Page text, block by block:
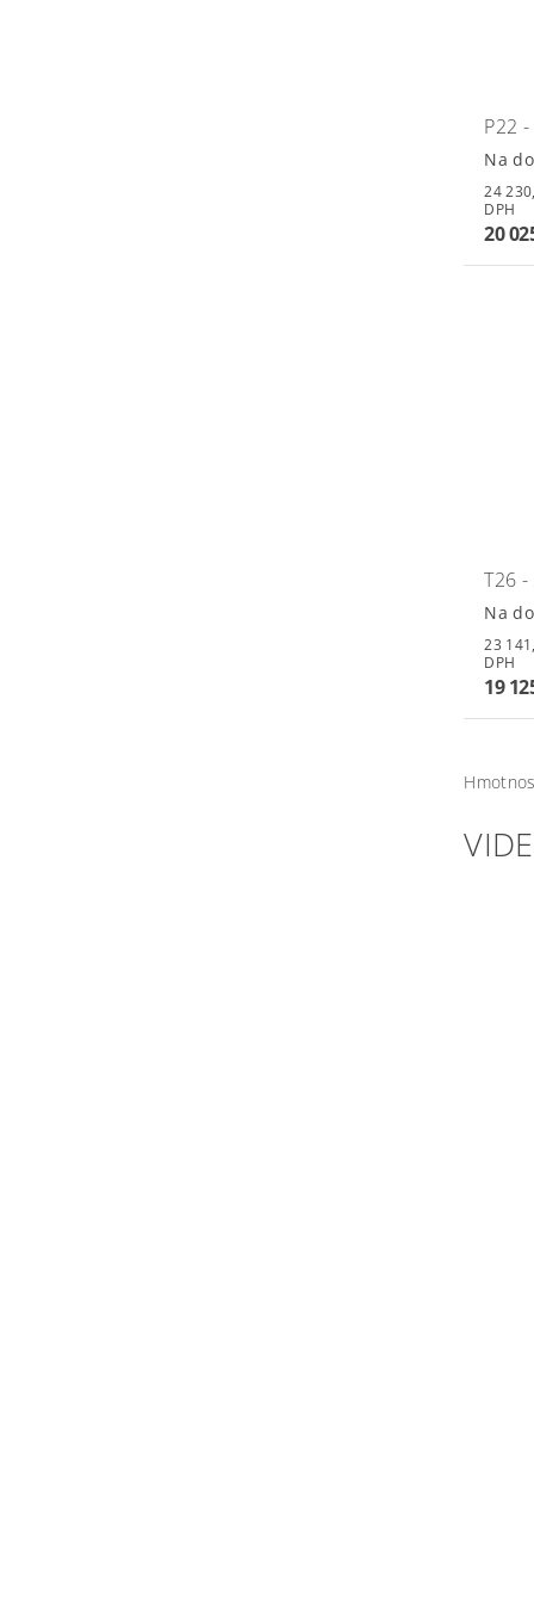
P22 -
Na
24 230,25
DPH
20
T26 -
Na
23 141,25
DPH
19